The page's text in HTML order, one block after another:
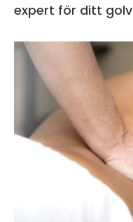
expert för ditt golv